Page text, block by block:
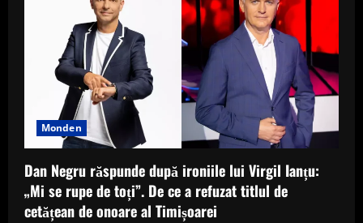
Monden
Dan Negru răspunde după ironiile lui Virgil Ianțu:
„Mi se rupe de toți”. De ce a refuzat titlul de
cetățean de onoare al Timișoarei